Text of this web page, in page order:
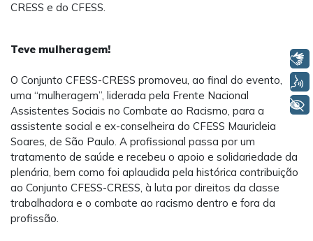
CRESS e do CFESS.
Teve mulheragem!
O Conjunto CFESS-CRESS promoveu, ao final do evento,
uma “mulheragem”, liderada pela Frente Nacional
Assistentes Sociais no Combate ao Racismo, para a
assistente social e ex-conselheira do CFESS Mauricleia
Soares, de São Paulo. A profissional passa por um
tratamento de saúde e recebeu o apoio e solidariedade da
plenária, bem como foi aplaudida pela histórica contribuição
ao Conjunto CFESS-CRESS, à luta por direitos da classe
trabalhadora e o combate ao racismo dentro e fora da
profissão.
Voz
+ Acessibilidade